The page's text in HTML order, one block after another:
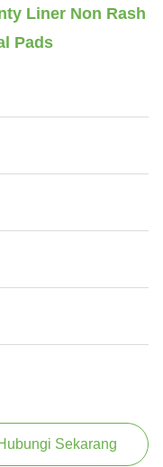
Liner Non Rash
Pads
Sekarang